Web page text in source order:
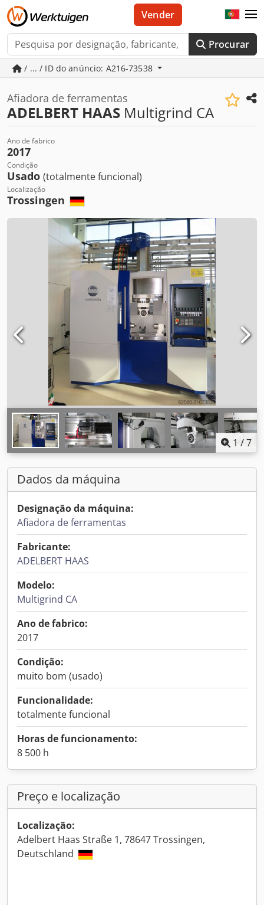
Procurar
Vender
/ ... / ID do anúncio: A216-73538
Afiadora de ferramentas
ADELBERT HAAS Multigrind CA
Ano de fabrico
2017
Condição
Usado (totalmente funcional)
Localização
Trossingen
1 /7
Dados da máquina
Designação da máquina:
Afiadora de ferramentas
Fabricante:
ADELBERT HAAS
Modelo:
Multigrind CA
Ano de fabrico:
2017
Condição:
muito bom (usado)
Funcionalidade:
totalmente funcional
Horas de funcionamento:
8 500 h
Preço e localização
Localização:
Adelbert Haas Straße 1, 78647 Trossingen,
Deutschland